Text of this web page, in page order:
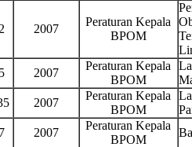
2007
Peraturan Kepala
BPOM
2007
Peraturan Kepala
BPOM
2007
Peraturan Kepala
BPOM
2007
Peraturan Kepala
BPOM